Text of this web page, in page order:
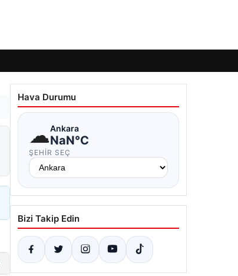
Hava Durumu
☁Ankara
NaN°C
ŞEHIR SEÇ
Bizi Takip Edin